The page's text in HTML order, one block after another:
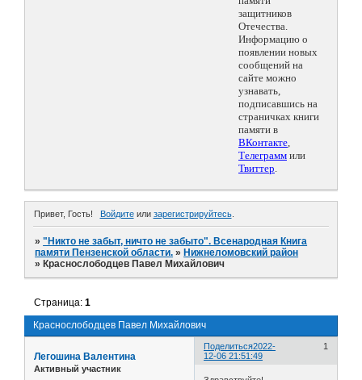
защитников
Отечества.
Информацию о
появлении новых
сообщений на
сайте можно
узнавать,
подписавшись на
страничках книги
памяти в
ВКонтакте,
Телеграмм или
Твиттер.
Привет, Гость! Войдитеили зарегистрируйтесь.
»"Никто не забыт, ничто не забыто". Всенародная Книга
памяти Пензенской области. » Нижнеломовский район
» Краснослободцев Павел Михайлович
Краснослободцев Павел Михайлович
Страница:1
Поделиться 1
2022-
12-06 21:51:49
Легошина Валентина
Активный участник